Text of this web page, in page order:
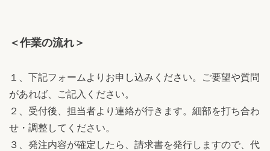
＜作業の流れ＞
１、下記フォームよりお申し込みください。ご要望や質問
があれば、ご記入ください。
２、受付後、担当者より連絡が行きます。細部を打ち合わ
せ・調整してください。
３、発注内容が確定したら、請求書を発行しますので、代